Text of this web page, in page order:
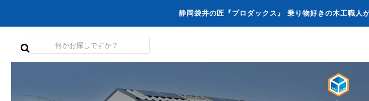
静岡袋井の匠『プロダックス』 乗り物好きの木工職人